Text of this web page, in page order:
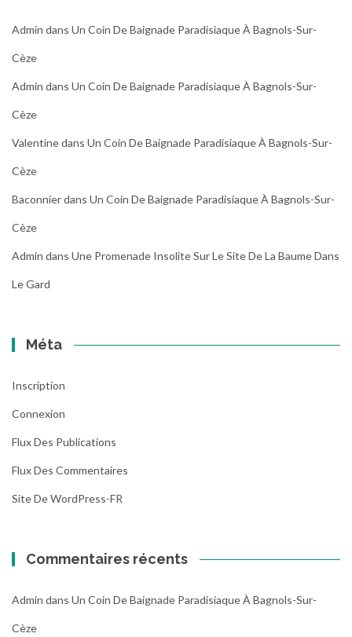
Admin dans Un Coin De Baignade Paradisiaque À Bagnols-Sur-
Cèze
Admin dans Un Coin De Baignade Paradisiaque À Bagnols-Sur-
Cèze
Valentinedans Un Coin De Baignade Paradisiaque À Bagnols-Sur-
Cèze
Baconnierdans Un Coin De Baignade Paradisiaque À Bagnols-Sur-
Cèze
Admin dans Une Promenade Insolite Sur Le Site De La Baume Dans
Le Gard
Méta
Inscription
Connexion
Flux Des Publications
Flux Des Commentaires
Site De WordPress-FR
Commentaires récents
Admin dans Un Coin De Baignade Paradisiaque À Bagnols-Sur-
Cèze